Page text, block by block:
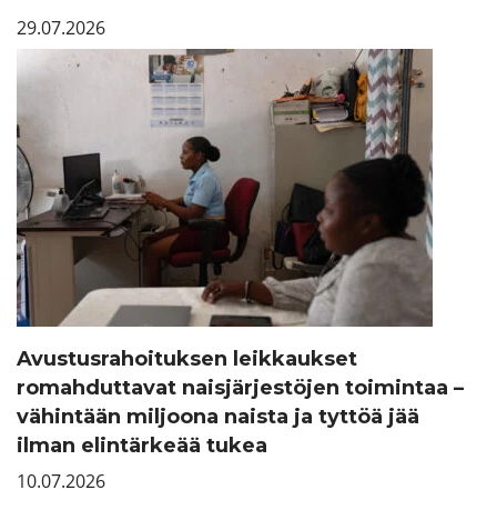
29.07.2026
Avustusrahoituksen leikkaukset
romahduttavat naisjärjestöjen toimintaa –
vähintään miljoona naista ja tyttöä jää
ilman elintärkeää tukea
10.07.2026